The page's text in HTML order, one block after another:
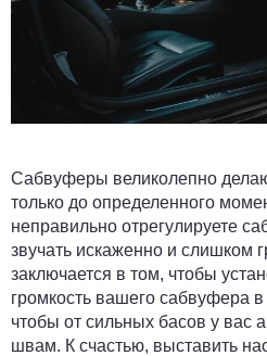
Сабвуферы великолепно
только до определенного
неправильно отрегулируете
звучать искаженно и слишком
заключается в том, чтобы
громкость вашего сабвуфера
чтобы от сильных басов у вас
швам. К счастью, выставить